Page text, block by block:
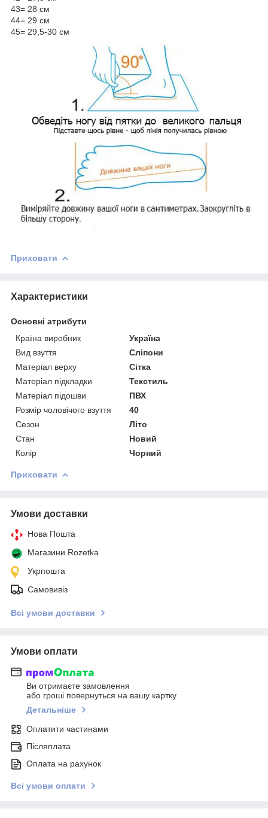
43= 28 см
44= 29 см
45= 29,5-30 см
Приховати
Характеристики
Основні атрибути
Країна виробник
Україна
Вид взуття
Сліпони
Матеріал верху
Сітка
Матеріал підкладки
Текстиль
Матеріал підошви
ПВХ
Розмір чоловічого взуття
40
Сезон
Літо
Стан
Новий
Колір
Чорний
Приховати
Умови доставки
Нова Пошта
Магазини Rozetka
Укрпошта
Самовивіз
Всі умови доставки
Умови оплати
Ви отримаєте замовлення
або гроші повернуться на вашу картку
Детальніше
Оплатити частинами
Післяплата
Оплата на рахунок
Всі умови оплати